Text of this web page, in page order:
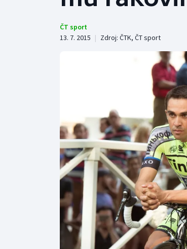
Curling
Florbal
Futsal
Golf
ČT sport
13. 7. 2015 | Zdroj: ČTK, ČT sport